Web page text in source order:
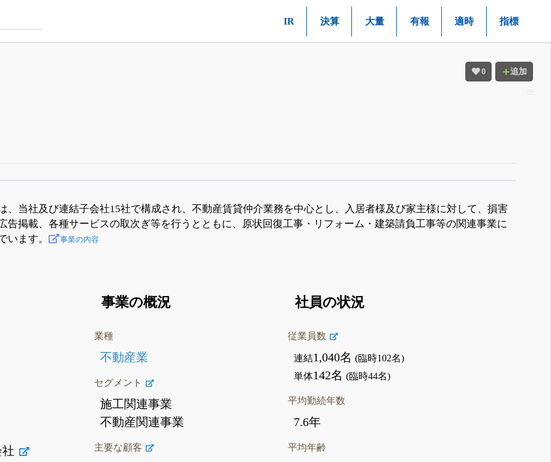
IR 決算 大量 有報 適時 指標
0 追加
でβ版をはじめる
と米株版の先行利用も付きます
、当社及び連結子会社15社で構成され、不動産賃貸仲介業務を中心とし、入居者様及び家主様に対して、損害
告掲載、各種サービスの取次ぎ等を行うとともに、原状回復工事・リフォーム・建築請負工事等の関連事業に
います。
事業の内容
事業の概況
業種
不動産業
セグメント
施工関連事業
不動産関連事業
主要な顧客
社員の状況
従業員数
連結1,040名(臨時102名)
単体142名(臨時44名)
平均勤続年数
7.6年
平均年齢